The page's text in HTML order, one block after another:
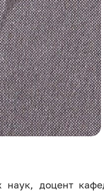
доцент